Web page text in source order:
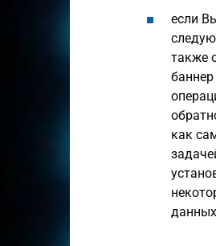
если
также
как